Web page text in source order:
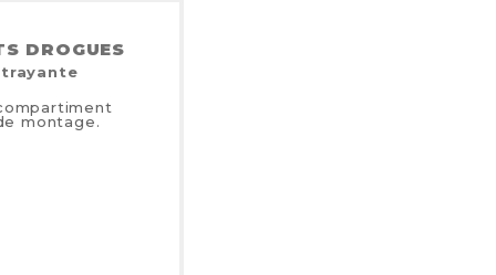
DROGUES
montage.